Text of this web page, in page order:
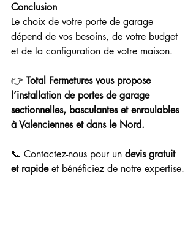
Conclusion
Le choix de votre porte de garage
dépend de vos besoins, de votre budget
et de la configuration de votre maison.
👉 Total Fermetures vous propose
l’installation de portes de garage
sectionnelles, basculantes et enroulables
à Valenciennes et dans le Nord.
📞 Contactez-nous pour un devis gratuit
et rapide et bénéficiez de notre expertise.